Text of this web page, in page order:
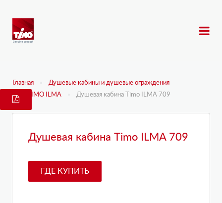
Главная
Душевые кабины и душевые ограждения
TIMO ILMA
Душевая кабина Timo ILMA 709
Душевая кабина Timo ILMA 709
ГДЕ КУПИТЬ